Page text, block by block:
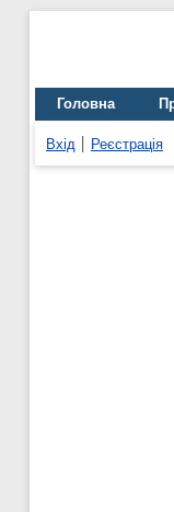
Головна
Вхід Реєстрація